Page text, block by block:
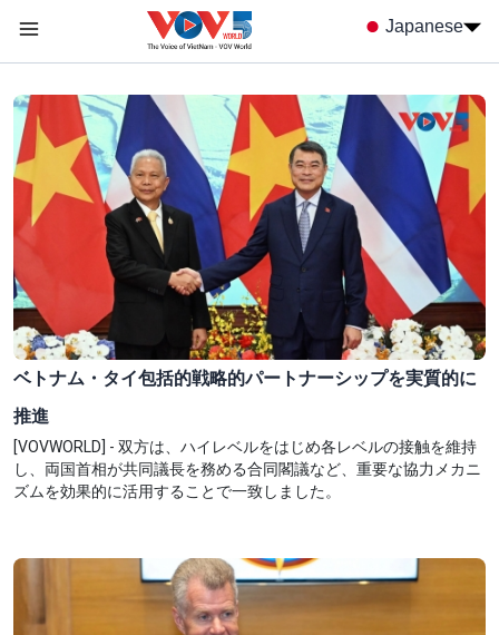
Japanese
Menu trang chủ tiếng nhật
menu phụ tiếng Nhật
ベトナム・タイ包括的戦略的パートナーシップを実質的に
推進
[VOVWORLD] - 双方は、ハイレベルをはじめ各レベルの接触を維持
し、両国首相が共同議長を務める合同閣議など、重要な協力メカニ
ズムを効果的に活用することで一致しました。